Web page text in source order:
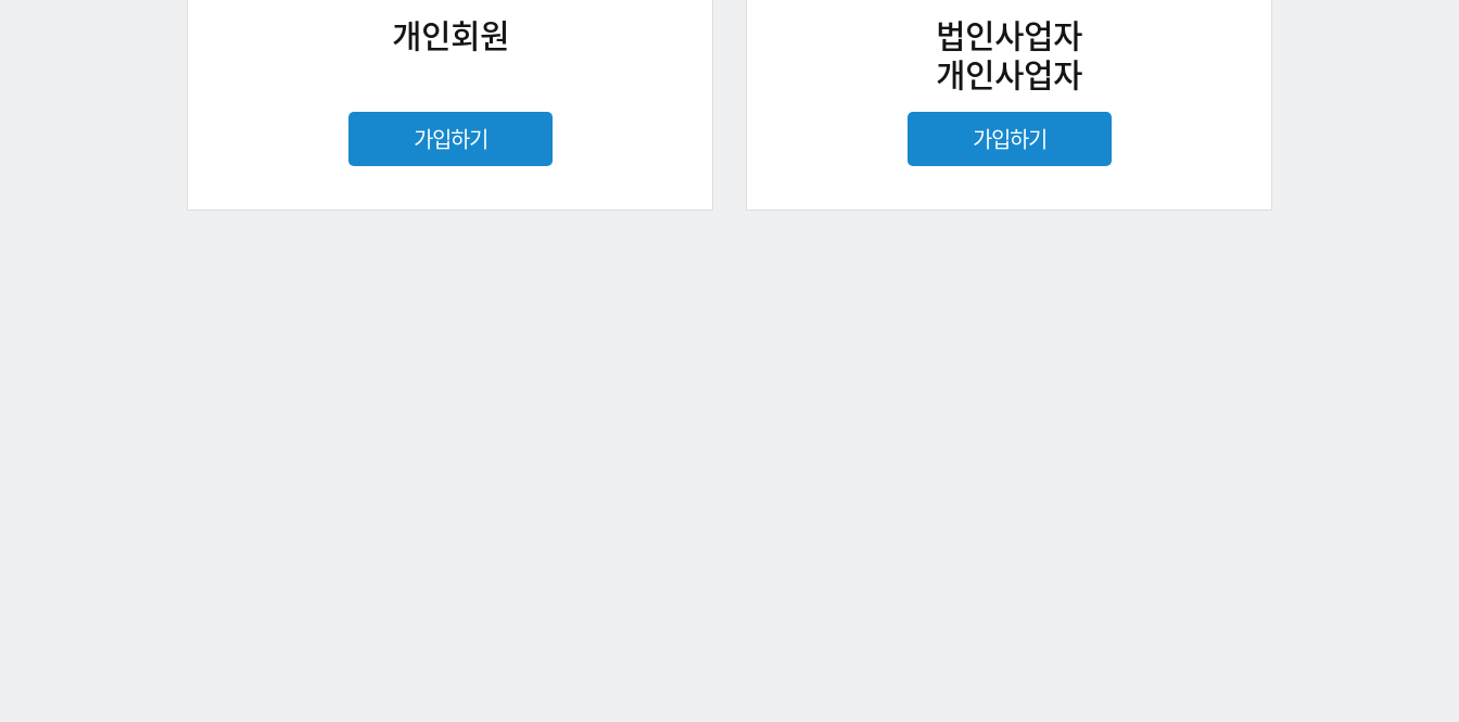
개인회원
가입하기
법인사업자
개인사업자
가입하기